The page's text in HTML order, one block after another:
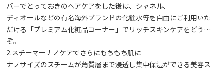
バーでとっておきのヘアケアをした後は、シャネル、
ディオールなどの有名海外ブランドの化粧水等を自由にご利用いた
だける「プレミアム化粧品コーナー」でリッチスキンケアをどう
ぞ。
2.スチーマーナノケアでさらにもちもち肌に
ナノサイズのスチームが角質層まで浸透し集中保湿ができる美容ス